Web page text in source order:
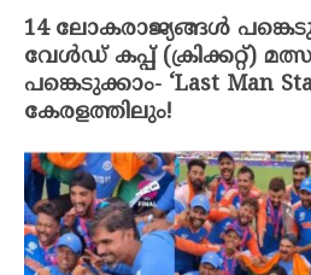
14 ലോകരാജ്യങ്ങൾ
വേൾഡ് കപ്പ്‌ (ക്രിക്കറ്റ്‌)
പങ്കെടുക്കാം- ‘Last Man
കേരളത്തിലും!